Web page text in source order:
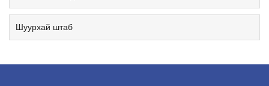
Шуурхай штаб